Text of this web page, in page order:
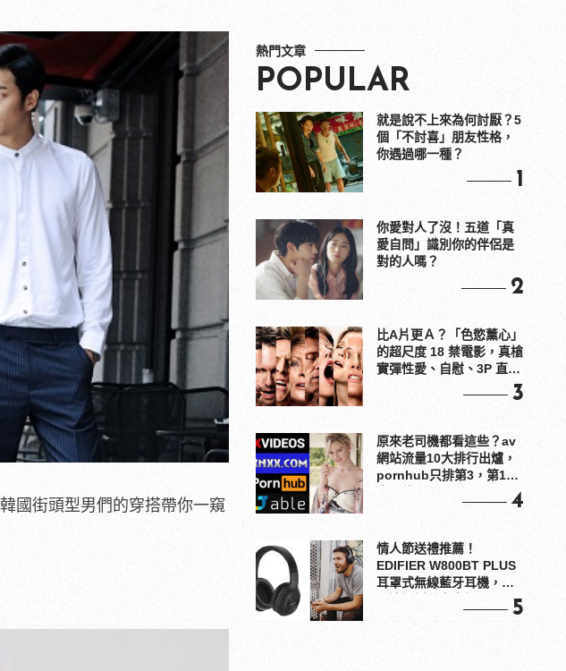
國街頭型男們的穿搭帶你一窺
熱門文章
POPULAR
就是說不上來為何討厭？5
個「不討喜」朋友性格，
你遇過哪一種？
1
你愛對人了沒！五道「真
愛自問」識別你的伴侶是
對的人嗎？
2
比A片更Ａ？「色慾薰心」
的超尺度 18 禁電影，真槍
實彈性愛、自慰、3P 直接
3
原來老司機都看這些？av
網站流量10大排行出爐，
pornhub只排第3，第1名
4
情人節送禮推薦！
EDIFIER W800BT PLUS
耳罩式無線藍牙耳機，在
5